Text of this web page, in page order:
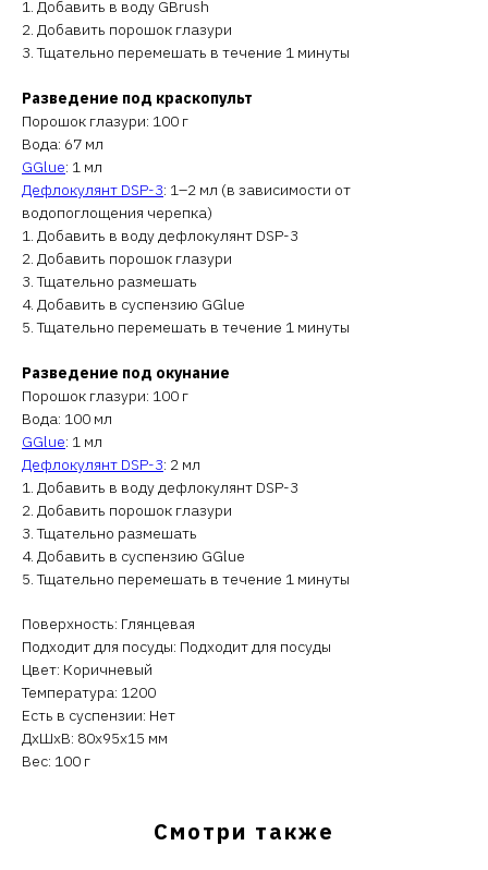
1. Добавить в воду GBrush
2. Добавить порошок глазури
3. Тщательно перемешать в течение 1 минуты
Разведение под краскопульт
Порошок глазури: 100 г
Вода: 67 мл
GGlue: 1 мл
Дефлокулянт DSP-3: 1–2 мл (в зависимости от
водопоглощения черепка)
1. Добавить в воду дефлокулянт DSP-3
2. Добавить порошок глазури
3. Тщательно размешать
4. Добавить в суспензию GGlue
5. Тщательно перемешать в течение 1 минуты
Разведение под окунание
Порошок глазури: 100 г
Вода: 100 мл
GGlue: 1 мл
Дефлокулянт DSP-3: 2 мл
1. Добавить в воду дефлокулянт DSP-3
2. Добавить порошок глазури
3. Тщательно размешать
4. Добавить в суспензию GGlue
5. Тщательно перемешать в течение 1 минуты
Поверхность: Глянцевая
Подходит для посуды: Подходит для посуды
Цвет: Коричневый
Температура: 1200
Есть в суспензии: Нет
ДxШxВ: 80x95x15 мм
Вес: 100 г
Смотри также